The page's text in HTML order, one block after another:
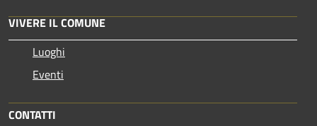
VIVERE IL COMUNE
Luoghi
Eventi
CONTATTI